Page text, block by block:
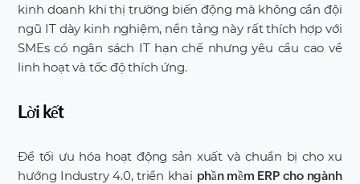
kinh doanh khi thị trường biến động mà không cần đội
ngũ IT dày kinh nghiệm, nền tảng này rất thích hợp với
SMEs có ngân sách IT hạn chế nhưng yêu cầu cao về
linh hoạt và tốc độ thích ứng.
Lời kết
Để tối ưu hóa hoạt động sản xuất và chuẩn bị cho xu
hướng Industry 4.0, triển khai phần mềm ERP cho ngành